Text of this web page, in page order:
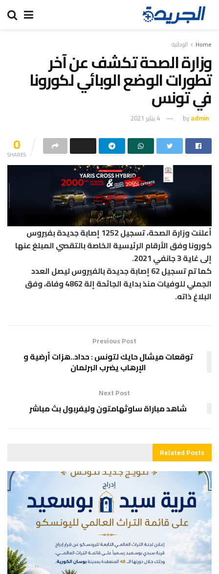
Home الوطنية
وزارة الصحة تكشف عن آخر
تطورات الوضع الوبائي لكورونا
في تونس
byadmin 4 يناير 2021
0
SHARES
أعلنت وزارة الصحة، تسجيل 1252 إصابة جديدة بفيروس
كورونا وفق الأرقام الرئيسية الخاصة بالتقصي المبلغ عنها
إلى غاية 3 جانفي 2021.
كما تم تسجيل 62 إصابة جديدة بالفيروس ليصل العدد
الجملي للوفيات منذ بداية الجائحة إلة 4862 وفاة، وفق
البلاغ ذاته.
Previous Post
توقعات ميشال حايك لتونس : حداد..هزات أرضية و
الإرهاب يضرب البرلمان
Next Post
شاهد مباراة ساوثهامتون وليفربول بث مباشر
RelatedPosts